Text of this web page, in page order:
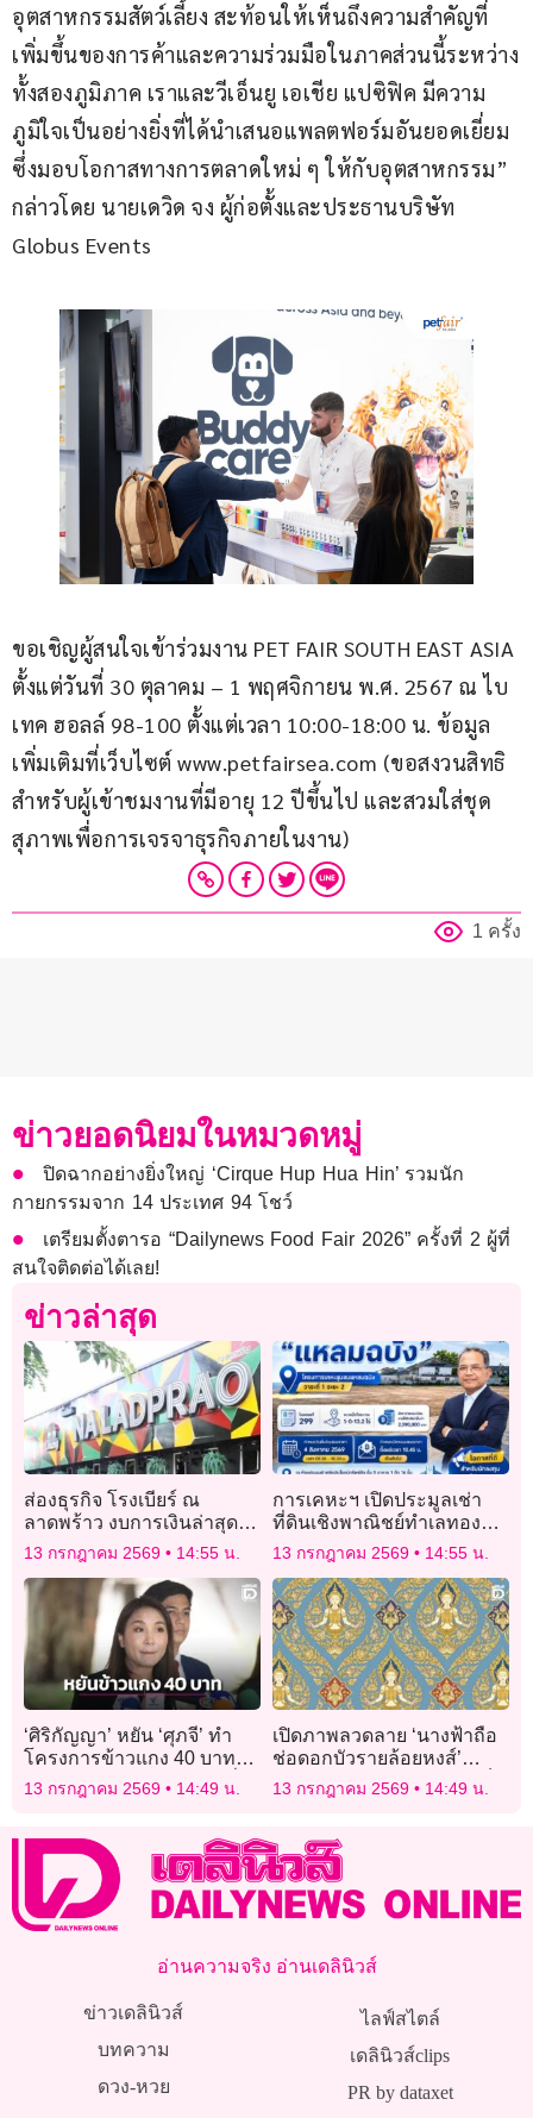
อุตสาหกรรมสัตว์เลี้ยง สะท้อนให้เห็นถึงความสำคัญที่
เพิ่มขึ้นของการค้าและความร่วมมือในภาคส่วนนี้ระหว่าง
ทั้งสองภูมิภาค เราและวีเอ็นยู เอเชีย แปซิฟิค มีความ
ภูมิใจเป็นอย่างยิ่งที่ได้นำเสนอแพลตฟอร์มอันยอดเยี่ยม
ซึ่งมอบโอกาสทางการตลาดใหม่ ๆ ให้กับอุตสาหกรรม”
กล่าวโดย นายเดวิด จง ผู้ก่อตั้งและประธานบริษัท
Globus Events
ขอเชิญผู้สนใจเข้าร่วมงาน PET FAIR SOUTH EAST ASIA
ตั้งแต่วันที่ 30 ตุลาคม – 1 พฤศจิกายน พ.ศ. 2567 ณ ไบ
เทค ฮอลล์ 98-100 ตั้งแต่เวลา 10:00-18:00 น. ข้อมูล
เพิ่มเติมที่เว็บไซต์ www.petfairsea.com (ขอสงวนสิทธิ
สำหรับผู้เข้าชมงานที่มีอายุ 12 ปีขึ้นไป และสวมใส่ชุด
สุภาพเพื่อการเจรจาธุรกิจภายในงาน)
1 ครั้ง
ข่าวยอดนิยมในหมวดหมู่
ปิดฉากอย่างยิ่งใหญ่ ‘Cirque Hup Hua Hin’ รวมนัก
กายกรรมจาก 14 ประเทศ 94 โชว์
เตรียมตั้งตารอ “Dailynews Food Fair 2026” ครั้งที่ 2 ผู้ที่
สนใจติดต่อได้เลย!
ข่าวล่าสุด
ส่องธุรกิจ โรงเบียร์ ณ
ลาดพร้าว งบการเงินล่าสุด
รายได้ทะลุ 15 ล้าน
13 กรกฎาคม 2569 14:55 น.
การเคหะฯ เปิดประมูลเช่า
ที่ดินเชิงพาณิชย์ทำเลทอง
แหลมฉบัง
13 กรกฎาคม 2569 14:55 น.
‘ศิริกัญญา’ หยัน ‘ศุภจี’ ทำ
โครงการข้าวแกง 40 บาทแค่
พีอาร์ ไม่จูงใจ-ช่วยแค่ไม่กี่
13 กรกฎาคม 2569 14:49 น.
เปิดภาพลวดลาย ‘นางฟ้าถือ
ช่อดอกบัวรายล้อยหงส์’
ประกอบพระเมรุมาศ ‘สมเด็จ
พระพันปีหลวง’
13 กรกฎาคม 2569 14:49 น.
อ่านความจริง อ่านเดลินิวส์
ข่าวเดลินิวส์
บทความ
ดวง-หวย
ไลฟ์สไตล์
เดลินิวส์clips
PR by dataxet